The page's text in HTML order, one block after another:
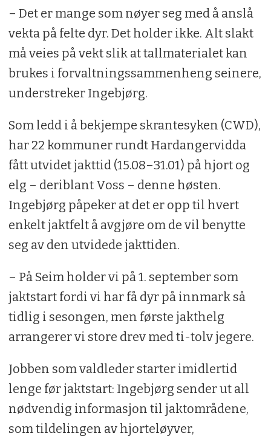
– Det er mange som nøyer seg med å anslå
vekta på felte dyr. Det holder ikke. Alt slakt
må veies på vekt slik at tallmaterialet kan
brukes i forvaltningssammenheng seinere,
understreker Ingebjørg.
Som ledd i å bekjempe skrantesyken (CWD),
har 22 kommuner rundt Hardangervidda
fått utvidet jakttid (15.08–31.01) på hjort og
elg – deriblant Voss – denne høsten.
Ingebjørg påpeker at det er opp til hvert
enkelt jaktfelt å avgjøre om de vil benytte
seg av den utvidede jakttiden.
– På Seim holder vi på 1. september som
jaktstart fordi vi har få dyr på innmark så
tidlig i sesongen, men første jakthelg
arrangerer vi store drev med ti-tolv jegere.
Jobben som valdleder starter imidlertid
lenge før jaktstart: Ingebjørg sender ut all
nødvendig informasjon til jaktområdene,
som tildelingen av hjorteløyver,